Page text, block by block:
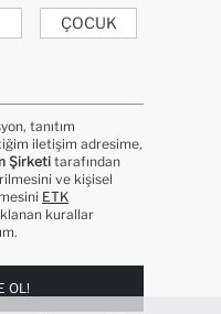
ÇOCUK
tanıtım
iletişim adresime,
Şirketi tarafından
ve kişisel
ETK
kurallar
OL!